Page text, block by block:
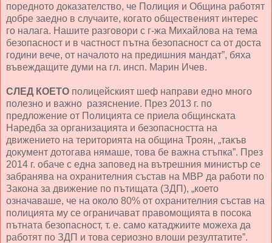
поредното доказателство, че Полиция и Община работят
добре заедно в случаите, когато общественият интерес
го налага. Нашите разговори с г-жа Михайлова на тема
безопасност и в частност пътна безопасност са от доста
години вече, от началото на предишния мандат”, бяха
въвеждащите думи на гл. инсп. Марин Ичев.
СЛЕД КОЕТО полицейският шеф направи едно много
полезно и важно разяснение. През 2013 г. по
предложение от Полицията се приела общинската
Наредба за организацията и безопасността на
движението на територията на община Троян, „такъв
документ дотогава нямаше, това бе важна стъпка”. През
2014 г. обаче с една заповед на вътрешния министър се
забранява на охранителния състав на МВР да работи по
Закона за движение по пътищата (ЗДП), „което
означаваше, че на около 80% от охранителния състав на
полицията му се ограничават правомощията в посока
пътната безопасност, т. е. само катаджиите можеха да
работят по ЗДП и това сериозно влоши резултатите”.